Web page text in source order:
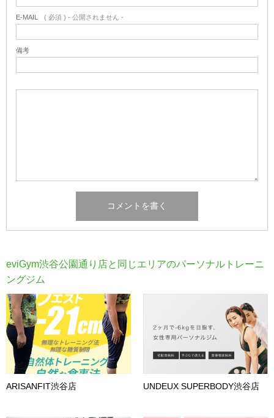
E-MAIL ( 必須 ) - 公開されません -
備考
eviGym渋谷公園通り店と同じエリアのパーソナルトレーニ
ングジム
ARISANFIT渋谷店 UNDEUX SUPERBODY渋谷店